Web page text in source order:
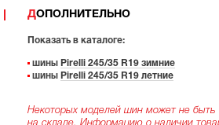
ДОПОЛНИТЕЛЬНО
Показать в каталоге:
шины Pirelli 245/35 R19 зимние
шины Pirelli 245/35 R19 летние
Некоторых моделей шин может не быть
на складе. Информацию о наличии